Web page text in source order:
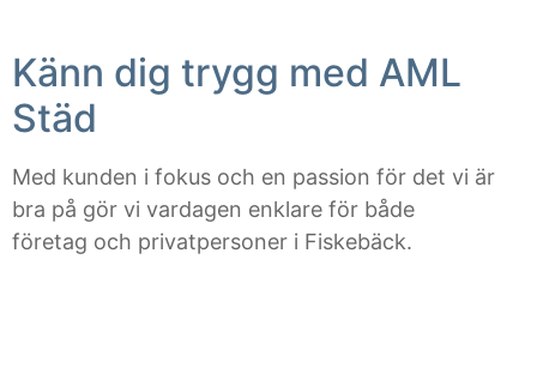
Känn dig trygg med AML
Städ
Med kunden i fokus och en passion för det vi är
bra på gör vi vardagen enklare för både
företag och privatpersoner i Fiskebäck.